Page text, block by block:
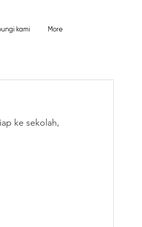
kami More
ke sekolah,